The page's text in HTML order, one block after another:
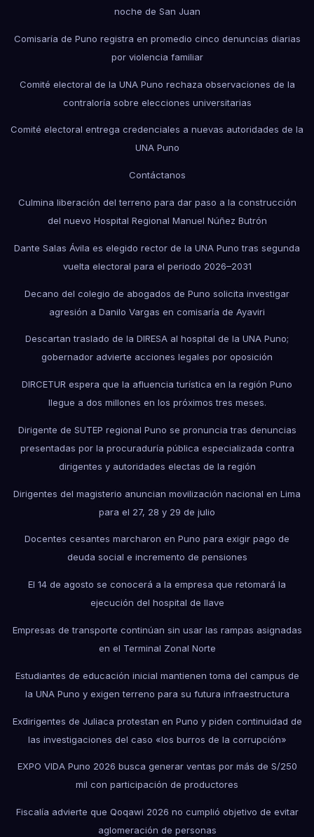
noche de San Juan
Comisaría de Puno registra en promedio cinco denuncias diarias
por violencia familiar
Comité electoral de la UNA Puno rechaza observaciones de la
contraloría sobre elecciones universitarias
Comité electoral entrega credenciales a nuevas autoridades de la
UNA Puno
Contáctanos
Culmina liberación del terreno para dar paso a la construcción
del nuevo Hospital Regional Manuel Núñez Butrón
Dante Salas Ávila es elegido rector de la UNA Puno tras segunda
vuelta electoral para el periodo 2026–2031
Decano del colegio de abogados de Puno solicita investigar
agresión a Danilo Vargas en comisaría de Ayaviri
Descartan traslado de la DIRESA al hospital de la UNA Puno;
gobernador advierte acciones legales por oposición
DIRCETUR espera que la afluencia turística en la región Puno
llegue a dos millones en los próximos tres meses.
Dirigente de SUTEP regional Puno se pronuncia tras denuncias
presentadas por la procuraduría pública especializada contra
dirigentes y autoridades electas de la región
Dirigentes del magisterio anuncian movilización nacional en Lima
para el 27, 28 y 29 de julio
Docentes cesantes marcharon en Puno para exigir pago de
deuda social e incremento de pensiones
El 14 de agosto se conocerá a la empresa que retomará la
ejecución del hospital de Ilave
Empresas de transporte continúan sin usar las rampas asignadas
en el Terminal Zonal Norte
Estudiantes de educación inicial mantienen toma del campus de
la UNA Puno y exigen terreno para su futura infraestructura
Exdirigentes de Juliaca protestan en Puno y piden continuidad de
las investigaciones del caso «los burros de la corrupción»
EXPO VIDA Puno 2026 busca generar ventas por más de S/250
mil con participación de productores
Fiscalía advierte que Qoqawi 2026 no cumplió objetivo de evitar
aglomeración de personas